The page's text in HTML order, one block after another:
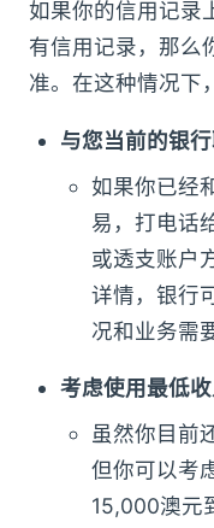
如果你的信用记录
有信用记录，那么
准。在这种情况下
与您当前的银
如果你已经
易，打电话
或透支账户
详情，银行
况和业务需
考虑使用最低
虽然你目前
但你可以考
15,000澳元